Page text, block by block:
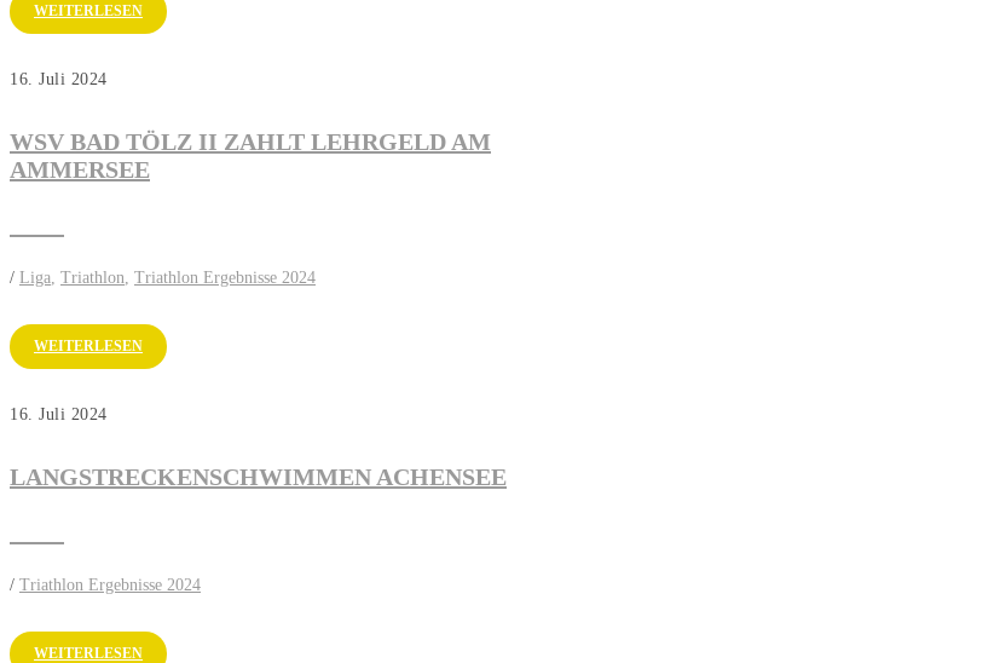
WEITERLESEN
16. Juli 2024
WSV BAD TÖLZ II ZAHLT LEHRGELD AM
AMMERSEE
/ Liga Triathlon Triathlon Ergebnisse 2024
WEITERLESEN
16. Juli 2024
LANGSTRECKENSCHWIMMEN ACHENSEE
/ Triathlon Ergebnisse 2024
WEITERLESEN